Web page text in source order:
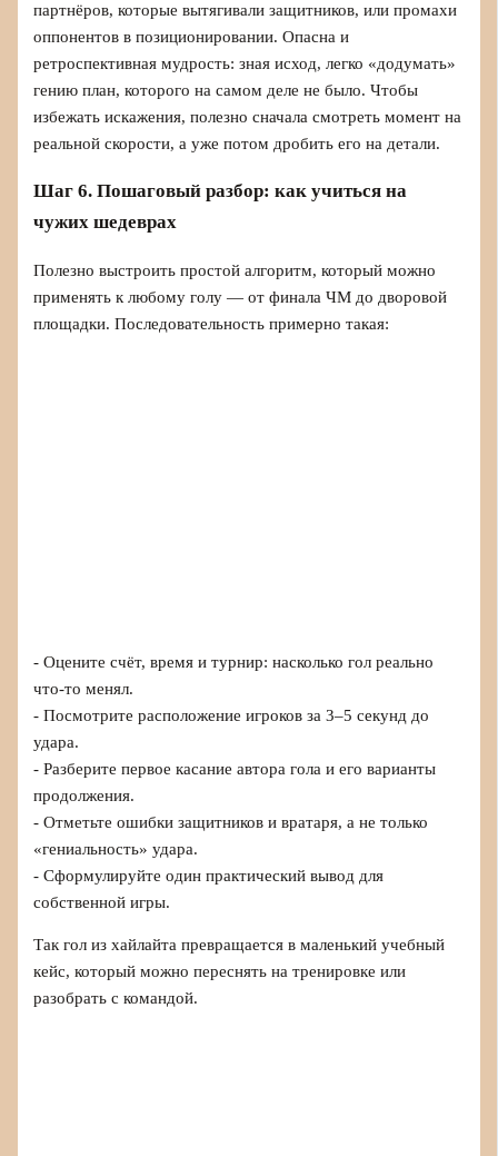
партнёров, которые вытягивали защитников, или промахи
оппонентов в позиционировании. Опасна и
ретроспективная мудрость: зная исход, легко «додумать»
гению план, которого на самом деле не было. Чтобы
избежать искажения, полезно сначала смотреть момент на
реальной скорости, а уже потом дробить его на детали.
Шаг 6. Пошаговый разбор: как учиться на
чужих шедеврах
Полезно выстроить простой алгоритм, который можно
применять к любому голу — от финала ЧМ до дворовой
площадки. Последовательность примерно такая:
- Оцените счёт, время и турнир: насколько гол реально
что‑то менял.
- Посмотрите расположение игроков за 3–5 секунд до
удара.
- Разберите первое касание автора гола и его варианты
продолжения.
- Отметьте ошибки защитников и вратаря, а не только
«гениальность» удара.
- Сформулируйте один практический вывод для
собственной игры.
Так гол из хайлайта превращается в маленький учебный
кейс, который можно переснять на тренировке или
разобрать с командой.